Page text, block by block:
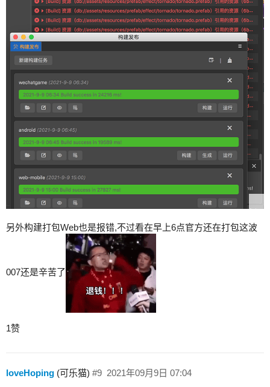
另外构建打包Web也是报错,不过看在早上6点官方还在打包这波
007还是辛苦了
1赞
loveHoping (可乐猫) 2021年09月9日 07:04
#9